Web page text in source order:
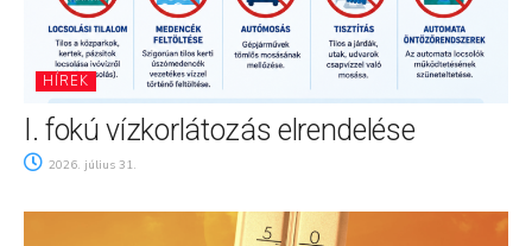
HÍREK
I. fokú vízkorlátozás elrendelése
2026. július 31.